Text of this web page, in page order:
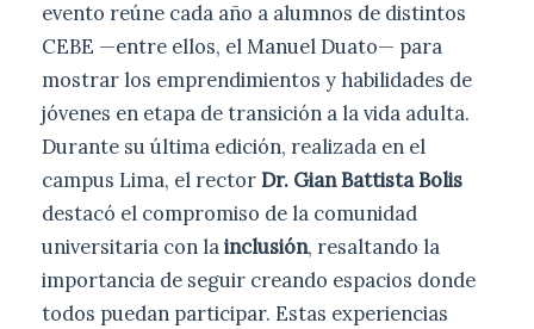
evento reúne cada año a alumnos de distintos
CEBE —entre ellos, el Manuel Duato— para
mostrar los emprendimientos y habilidades de
jóvenes en etapa de transición a la vida adulta.
Durante su última edición, realizada en el
campus Lima, el rectorDr. Gian Battista Bolis
destacó el compromiso de la comunidad
universitaria con lainclusión, resaltando la
importancia de seguir creando espacios donde
todos puedan participar. Estas experiencias